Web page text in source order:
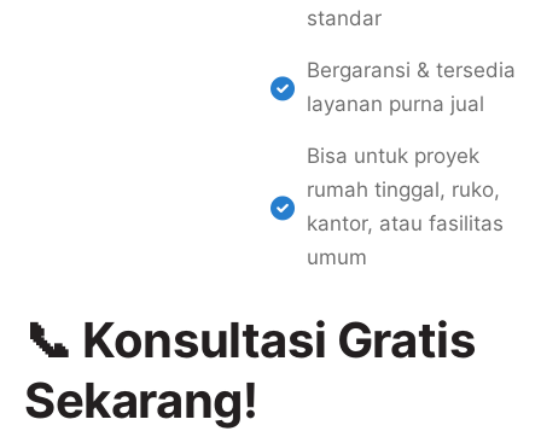
standar
Bergaransi & tersedia
layanan purna jual
Bisa untuk proyek
rumah tinggal, ruko,
kantor, atau fasilitas
umum
📞 Konsultasi Gratis
Sekarang!